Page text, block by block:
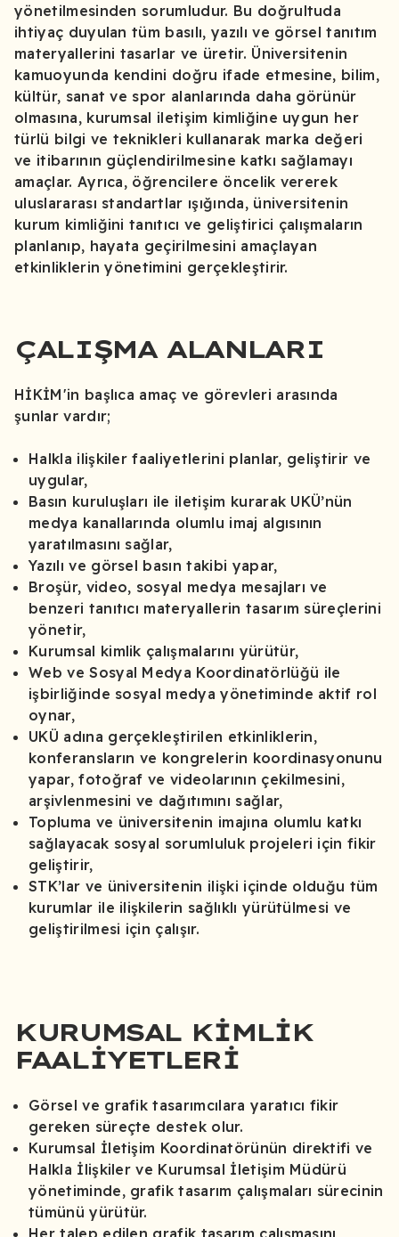
yönetilmesinden sorumludur. Bu doğrultuda
ihtiyaç duyulan tüm basılı, yazılı ve görsel tanıtım
materyallerini tasarlar ve üretir. Üniversitenin
kamuoyunda kendini doğru ifade etmesine, bilim,
kültür, sanat ve spor alanlarında daha görünür
olmasına, kurumsal iletişim kimliğine uygun her
türlü bilgi ve teknikleri kullanarak marka değeri
ve itibarının güçlendirilmesine katkı sağlamayı
amaçlar. Ayrıca, öğrencilere öncelik vererek
uluslararası standartlar ışığında, üniversitenin
kurum kimliğini tanıtıcı ve geliştirici çalışmaların
planlanıp, hayata geçirilmesini amaçlayan
etkinliklerin yönetimini gerçekleştirir.
ÇALIŞMA ALANLARI
HİKİM'in başlıca amaç ve görevleri arasında
şunlar vardır;
Halkla ilişkiler faaliyetlerini planlar, geliştirir ve
uygular,
Basın kuruluşları ile iletişim kurarak UKÜ’nün
medya kanallarında olumlu imaj algısının
yaratılmasını sağlar,
Yazılı ve görsel basın takibi yapar,
Broşür, video, sosyal medya mesajları ve
benzeri tanıtıcı materyallerin tasarım süreçlerini
yönetir,
Kurumsal kimlik çalışmalarını yürütür,
Web ve Sosyal Medya Koordinatörlüğü ile
işbirliğinde sosyal medya yönetiminde aktif rol
oynar,
UKÜ adına gerçekleştirilen etkinliklerin,
konferansların ve kongrelerin koordinasyonunu
yapar, fotoğraf ve videolarının çekilmesini,
arşivlenmesini ve dağıtımını sağlar,
Topluma ve üniversitenin imajına olumlu katkı
sağlayacak sosyal sorumluluk projeleri için fikir
geliştirir,
STK’lar ve üniversitenin ilişki içinde olduğu tüm
kurumlar ile ilişkilerin sağlıklı yürütülmesi ve
geliştirilmesi için çalışır.
KURUMSAL KIMLIK
FAALIYETLERI
Görsel ve grafik tasarımcılara yaratıcı fikir
gereken süreçte destek olur.
Kurumsal İletişim Koordinatörünün direktifi ve
Halkla İlişkiler ve Kurumsal İletişim Müdürü
yönetiminde, grafik tasarım çalışmaları sürecinin
tümünü yürütür.